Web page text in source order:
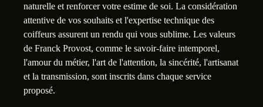
naturelle et renforcer votre estime de soi. La considération
attentive de vos souhaits et l'expertise technique des
coiffeurs assurent un rendu qui vous sublime. Les valeurs
de Franck Provost, comme le savoir-faire intemporel,
l'amour du métier, l'art de l'attention, la sincérité, l'artisanat
et la transmission, sont inscrits dans chaque service
proposé.